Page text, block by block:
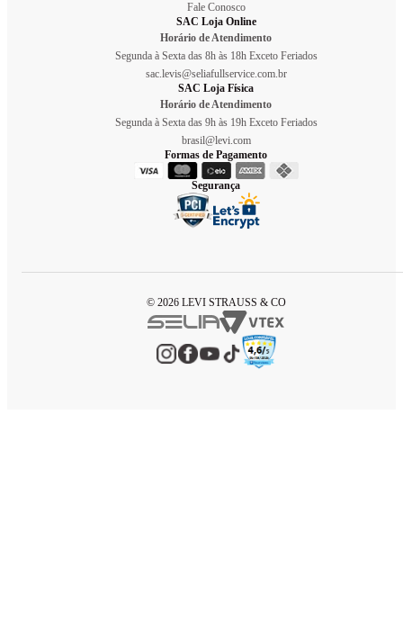
Fale Conosco
SAC Loja Online
Horário de Atendimento
Segunda à Sexta das 8h às 18h Exceto Feriados
sac.levis@seliafullservice.com.br
SAC Loja Física
Horário de Atendimento
Segunda à Sexta das 9h às 19h Exceto Feriados
brasil@levi.com
Formas de Pagamento
Segurança
© 2026 LEVI STRAUSS & CO